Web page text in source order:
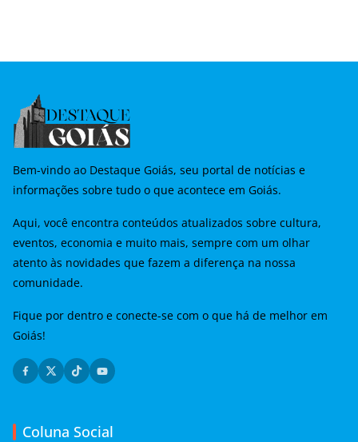
Bem-vindo ao Destaque Goiás, seu portal de notícias e
informações sobre tudo o que acontece em Goiás.
Aqui, você encontra conteúdos atualizados sobre cultura,
eventos, economia e muito mais, sempre com um olhar
atento às novidades que fazem a diferença na nossa
comunidade.
Fique por dentro e conecte-se com o que há de melhor em
Goiás!
Coluna Social